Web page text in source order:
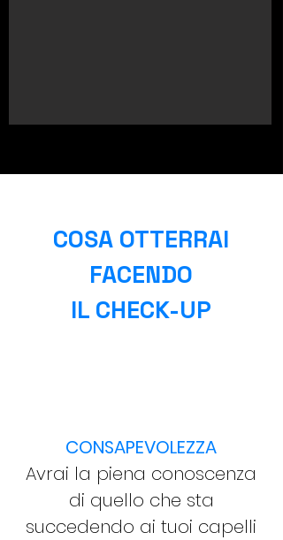
COSA OTTERRAI
FACENDO
IL CHECK-UP
CONSAPEVOLEZZA
Avrai la piena conoscenza
di quello che sta
succedendo ai tuoi capelli